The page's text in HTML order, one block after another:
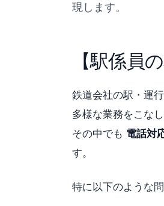
現します。
【駅係員
鉄道会社の駅・運
多様な業務をこなし
その中でも 電話対
す。
特に以下のような